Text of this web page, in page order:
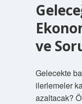
ve
Gelecekte
ilerlemeler
azaltacak?